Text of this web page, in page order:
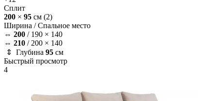
Сплит
200 × 95 см (2)
Ширина /Спальное место
⇔ 200 / 190 × 140
⇔ 210 / 200 × 140
⇕ Глубина 95 см
Быстрый просмотр
4